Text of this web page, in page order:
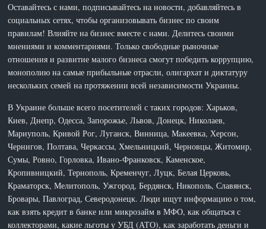
Оставайтесь с нами, подписывайтесь на новости, добавляйтесь в
социальных сетях, чтобы организовывать бизнес по своим
правилам! Влияйте на бизнес вместе с нами. Делитесь своими
мнениями и комментариями. Только свободные рыночные
отношения и развитие малого бизнеса смогут победить коррупцию,
монополию на самые прибыльные отрасли, олигархат и диктатуру
нескольких семей на протяжении всей независимости Украины.
В Украине больше всего посетителей с таких городов: Харьков,
Киев, Днепр, Одесса, Запорожье, Львов, Донецк, Николаев,
Мариуполь, Кривой Рог, Луганск, Винница, Макеевка, Херсон,
Чернигов, Полтава, Черкассы, Хмельницкий, Черновцы, Житомир,
Сумы, Ровно, Горловка, Ивано-Франковск, Каменское,
Кропивницкий, Тернополь, Кременчуг, Луцк, Белая Церковь,
Краматорск, Мелитополь, Ужгород, Бердянск, Никополь, Славянск,
Бровары, Павлоград, Северодонецк. Люди ищут информацию о том,
как взять кредит в банке или микрозайм в МФО, как общаться с
коллекторами, какие льготы у УБД (АТО), как заработать деньги и